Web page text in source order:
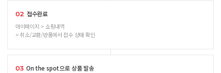
02 접수완료
마이페이지 > 쇼핑내역
> 취소/교환/반품에서 접수 상태 확인
03 On the spot으로 상품 발송